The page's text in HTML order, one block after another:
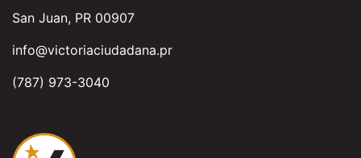
San Juan, PR 00907
info@victoriaciudadana.pr
(787) 973-3040